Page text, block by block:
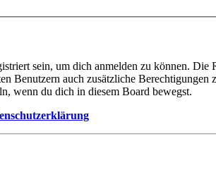
sein, um dich anmelden zu können.
Benutzern auch zusätzliche
wenn du dich in diesem Board bewegst.